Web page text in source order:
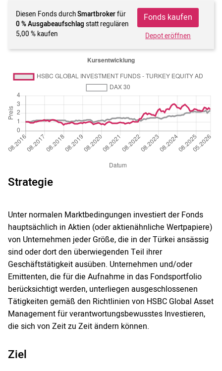
Diesen Fonds durchSmartbrokerfür
0 % Ausgabeaufschlag statt regulären
5,00 % kaufen
Fonds kaufen
Depot eröffnen
Strategie
Unter normalen Marktbedingungen investiert der Fonds
hauptsächlich in Aktien (oder aktienähnliche Wertpapiere)
von Unternehmen jeder Größe, die in der Türkei ansässig
sind oder dort den überwiegenden Teil ihrer
Geschäftstätigkeit ausüben. Unternehmen und/oder
Emittenten, die für die Aufnahme in das Fondsportfolio
berücksichtigt werden, unterliegen ausgeschlossenen
Tätigkeiten gemäß den Richtlinien von HSBC Global Asset
Management für verantwortungsbewusstes Investieren,
die sich von Zeit zu Zeit ändern können.
Ziel